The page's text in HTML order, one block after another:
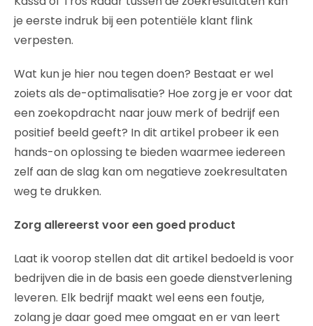
je eerste indruk bij een potentiële klant flink
verpesten.
Wat kun je hier nou tegen doen? Bestaat er wel
zoiets als de-optimalisatie? Hoe zorg je er voor dat
een zoekopdracht naar jouw merk of bedrijf een
positief beeld geeft? In dit artikel probeer ik een
hands-on oplossing te bieden waarmee iedereen
zelf aan de slag kan om negatieve zoekresultaten
weg te drukken.
Zorg allereerst voor een goed product
Laat ik voorop stellen dat dit artikel bedoeld is voor
bedrijven die in de basis een goede dienstverlening
leveren. Elk bedrijf maakt wel eens een foutje,
zolang je daar goed mee omgaat en er van leert